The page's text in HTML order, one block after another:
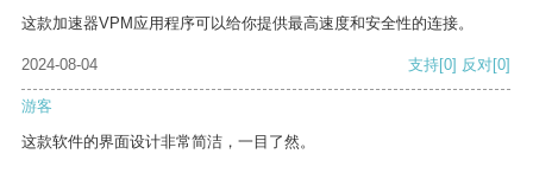
这款加速器VPM应用程序可以给你提供最高速度和安全性的连接。
2024-08-04 支持[0] 反对[0]
游客
这款软件的界面设计非常简洁，一目了然。